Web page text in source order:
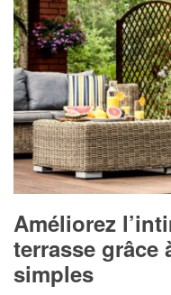
Améliorez
terrasse grâce
simples